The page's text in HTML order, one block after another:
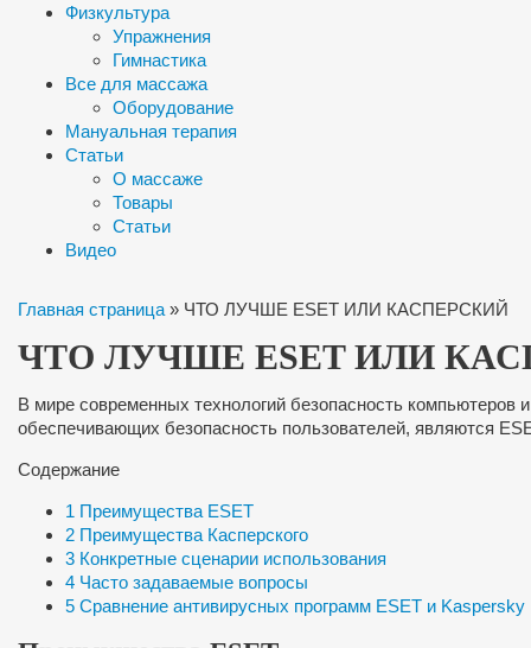
Физкультура
Упражнения
Гимнастика
Все для массажа
Оборудование
Мануальная терапия
Статьи
О массаже
Товары
Статьи
Видео
Главная страница » ЧТО ЛУЧШЕ ESET ИЛИ КАСПЕРСКИЙ
ЧТО ЛУЧШЕ ESET ИЛИ
В мире современных технологий безопасность
обеспечивающих безопасность пользователей, являются
Содержание
1 Преимущества ESET
2 Преимущества Касперского
3 Конкретные сценарии использования
4 Часто задаваемые вопросы
5 Сравнение антивирусных программ ESET и Kaspersky